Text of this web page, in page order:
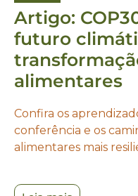
Artigo:
futuro
alimentares
Confira os
conferência e os
alimentares mais